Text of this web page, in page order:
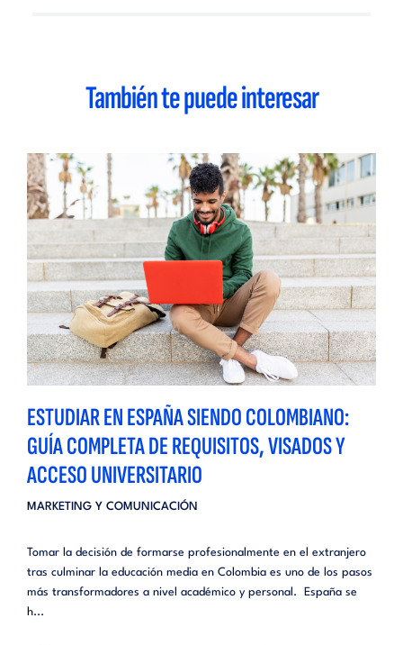
También te puede interesar
ESTUDIAR EN ESPAÑA SIENDO COLOMBIANO:
GUÍA COMPLETA DE REQUISITOS, VISADOS Y
ACCESO UNIVERSITARIO
MARKETING Y COMUNICACIÓN
Tomar la decisión de formarse profesionalmente en el extranjero
tras culminar la educación media en Colombia es uno de los pasos
más transformadores a nivel académico y personal. España se
h...